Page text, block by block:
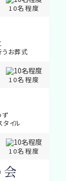
10名程度
うお葬式
10名程度
ず
イル
10名程度